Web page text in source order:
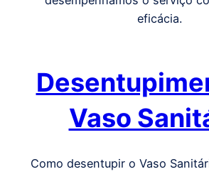
eficácia.
Vaso
Como desentupir o Vaso